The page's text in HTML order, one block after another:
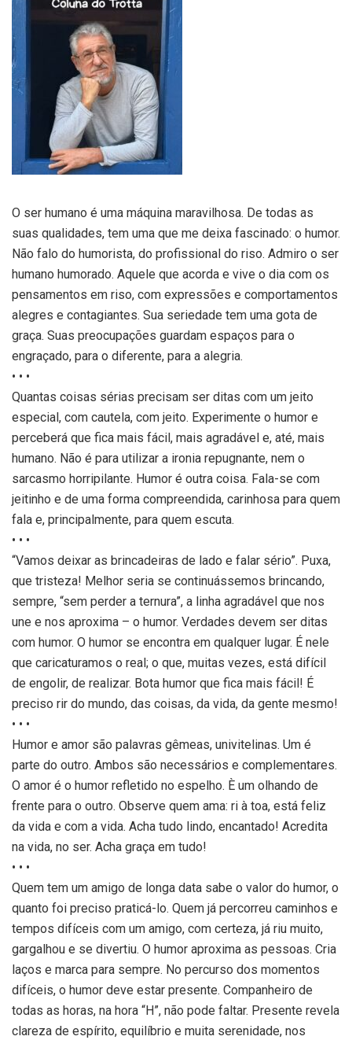
O ser humano é uma máquina maravilhosa. De todas as
suas qualidades, tem uma que me deixa fascinado: o humor.
Não falo do humorista, do profissional do riso. Admiro o ser
humano humorado. Aquele que acorda e vive o dia com os
pensamentos em riso, com expressões e comportamentos
alegres e contagiantes. Sua seriedade tem uma gota de
graça. Suas preocupações guardam espaços para o
engraçado, para o diferente, para a alegria.
• • •
Quantas coisas sérias precisam ser ditas com um jeito
especial, com cautela, com jeito. Experimente o humor e
perceberá que fica mais fácil, mais agradável e, até, mais
humano. Não é para utilizar a ironia repugnante, nem o
sarcasmo horripilante. Humor é outra coisa. Fala-se com
jeitinho e de uma forma compreendida, carinhosa para quem
fala e, principalmente, para quem escuta.
• • •
“Vamos deixar as brincadeiras de lado e falar sério”. Puxa,
que tristeza! Melhor seria se continuássemos brincando,
sempre, “sem perder a ternura”, a linha agradável que nos
une e nos aproxima – o humor. Verdades devem ser ditas
com humor. O humor se encontra em qualquer lugar. É nele
que caricaturamos o real; o que, muitas vezes, está difícil
de engolir, de realizar. Bota humor que fica mais fácil! É
preciso rir do mundo, das coisas, da vida, da gente mesmo!
• • •
Humor e amor são palavras gêmeas, univitelinas. Um é
parte do outro. Ambos são necessários e complementares.
O amor é o humor refletido no espelho. È um olhando de
frente para o outro. Observe quem ama: ri à toa, está feliz
da vida e com a vida. Acha tudo lindo, encantado! Acredita
na vida, no ser. Acha graça em tudo!
• • •
Quem tem um amigo de longa data sabe o valor do humor, o
quanto foi preciso praticá-lo. Quem já percorreu caminhos e
tempos difíceis com um amigo, com certeza, já riu muito,
gargalhou e se divertiu. O humor aproxima as pessoas. Cria
laços e marca para sempre. No percurso dos momentos
difíceis, o humor deve estar presente. Companheiro de
todas as horas, na hora “H”, não pode faltar. Presente revela
clareza de espírito, equilíbrio e muita serenidade, nos